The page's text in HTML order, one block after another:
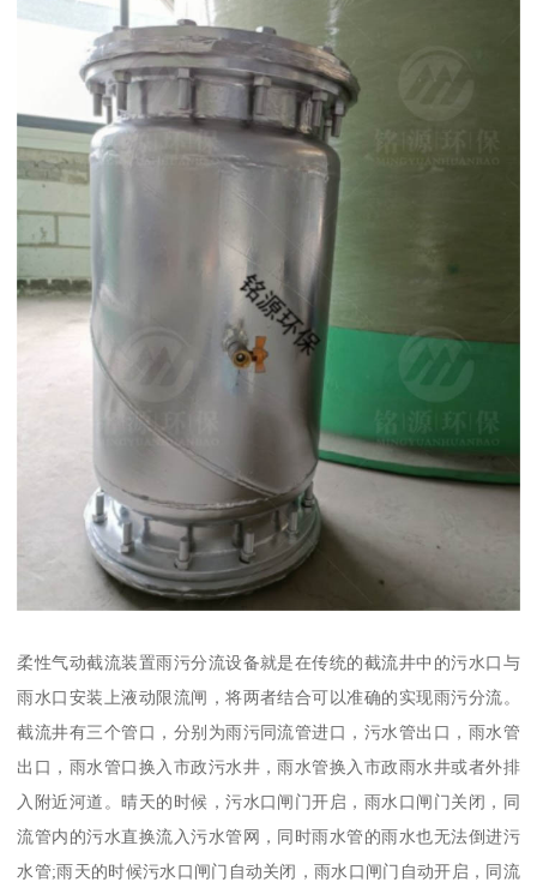
柔性气动截流装置雨污分流设备就是在传统的截流井中的污水口与
雨水口安装上液动限流闸，将两者结合可以准确的实现雨污分流。
截流井有三个管口，分别为雨污同流管进口，污水管出口，雨水管
出口，雨水管口换入市政污水井，雨水管换入市政雨水井或者外排
入附近河道。晴天的时候，污水口闸门开启，雨水口闸门关闭，同
流管内的污水直换流入污水管网，同时雨水管的雨水也无法倒进污
水管;雨天的时候污水口闸门自动关闭，雨水口闸门自动开启，同流